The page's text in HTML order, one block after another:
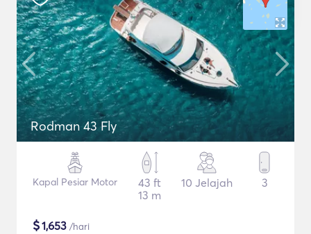
Rodman 43 Fly
Kapal Pesiar Motor
43 ft
13 m
10 Jelajah 3
$1,653 /hari